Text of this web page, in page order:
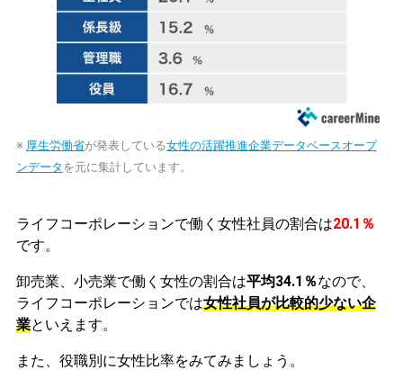
※ 厚生労働省が発表している女性の活躍推進企業データベースオープ
ンデータ を元に集計しています。
ライフコーポレーションで働く女性社員の割合は20.1％
です。
卸売業、小売業で働く女性の割合は平均34.1％なので、
ライフコーポレーションでは女性社員が比較的少ない企
業といえます。
また、役職別に女性比率をみてみましょう。